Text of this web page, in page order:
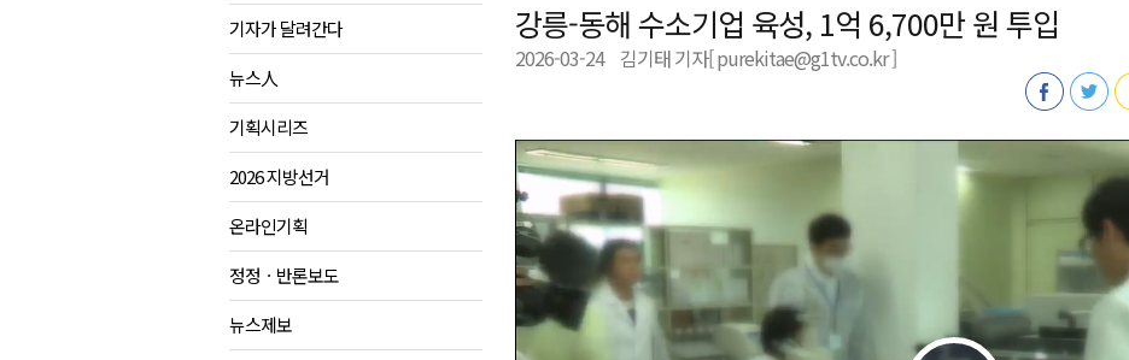
육동한 시장, 국제스케이트장 춘천 유치 건의
영월군, 국·도비 확보 보고회 개최
삼척 공공산후조리원 이전 시급
강원자치도교육청 교감급 이상 387명 인사
기자가 달려간다
뉴스人
기획시리즈
2026 지방선거
온라인기획
정정ㆍ반론보도
뉴스제보
강릉-동해 수소기업 육성, 1억 6,700만 원 투입
2026-03-24 김기태 기자[ purekitae@g1tv.co.kr ]